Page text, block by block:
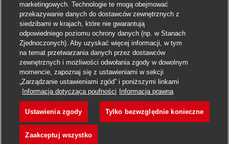
Aplikuj
Obserwuj Lkw Fahrer – Rangierer
marketingowych. Technologie te mogą obejmować
przekazywanie danych do dostawców zewnętrznych z
siedzibami w krajach, które nie gwarantują
odpowiedniego poziomu ochrony danych (np. w Stanach
Zjednoczonych). Aby uzyskać więcej informacji, w tym
na temat przetwarzania danych przez dostawców
zewnętrznych i możliwości odwołania zgody w dowolnym
momencie, zapoznaj się z ustawieniami w sekcji
„Zarządzanie ustawieniami zgód” i poniższymi linkami
Informacja dotycząca poufności
Informacja prawna
Ustawienia zgody Tylko bezwzględnie konieczne
Zaakceptuj wszystko